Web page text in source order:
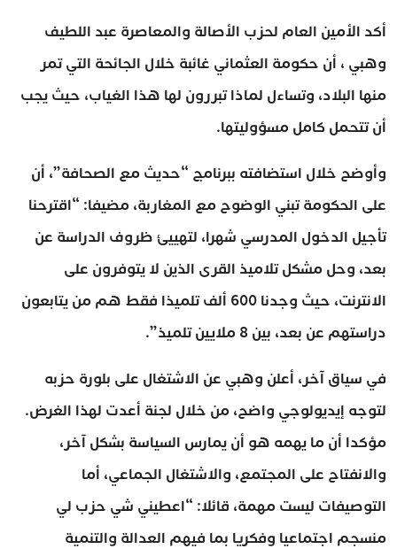
أكد الأمين العام لحزب الأصالة والمعاصرة عبد اللطيف
وهبي ، أن حكومة العثماني غائبة خلال الجائحة التي تمر
منها البلاد، وتساءل لماذا تبررون لها هذا الغياب، حيث يجب
أن تتحمل كامل مسؤوليتها.
وأوضح خلال استضافته ببرنامج “حديث مع الصحافة”، أن
على الحكومة تبني الوضوح مع المغاربة، مضيفا: “اقترحنا
تأجيل الدخول المدرسي شهرا، لتهييئ ظروف الدراسة عن
بعد، وحل مشكل تلاميذ القرى الذين لا يتوفرون على
الانترنت، حيث وجدنا 600 ألف تلميذا فقط هم من يتابعون
دراستهم عن بعد، بين 8 ملايين تلميذ”.
في سياق آخر، أعلن وهبي عن الاشتغال على بلورة حزبه
لتوجه إيديولوجي واضح، من خلال لجنة أعدت لهذا الغرض.
مؤكدا أن ما يهمه هو أن يمارس السياسة بشكل آخر،
والانفتاح على المجتمع، والاشتغال الجماعي، أما
التوصيفات ليست مهمة، قائلا: “اعطيني شي حزب لي
منسجم اجتماعيا وفكريا بما فيهم العدالة والتنمية